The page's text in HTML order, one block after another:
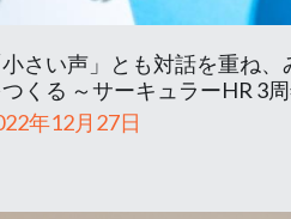
さい声」とも対話を重ね
くる ～サーキュラーHR 3
年12月27日